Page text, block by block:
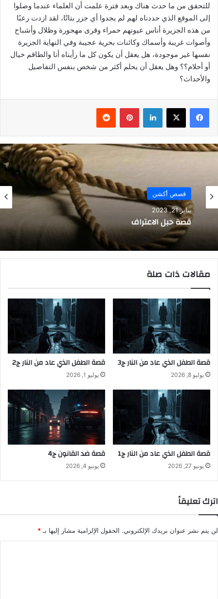
للتحقق من ما حدث هناك وبعد فترة علمت أن العلماء عندما وصلوا
إلى الموقع الذي حددناه لهم لم يجدوا أي جزر بتاتًا، لقد ازدت رعبًا
من هذه الجزيرة أناس عيونهم حمراء وقرى مهجورة وظلال وأشباح
وأصوات غريبة وأسماك وكائنات بحرية عجيبة وفي النهاية الجزيرة
نفسها غير موجودة، هل يعقل أن يكون كل ما رأيناه أنا والطاقم خيال
أو أحلام؟؟ وهل يعقل أن يحلم أكثر من شخص بنفس التفاصيل
والأحداث؟
فيسبوك ‫X لينكدإن بينتيريست
قصص أكشن
يناير 21, 2023
قصة حبل الاعتراف
مقالات ذات صلة
قصة الطفل الذي عاد من النار ج3
يوليو 8, 2026
قصة الطفل الذي عاد من النار ج2
يوليو 1, 2026
قصة الطفل الذي عاد من النار ج1
يونيو 27, 2026
قصة ضد القانون ج4
يونيو 4, 2026
اترك تعليقاً
لن يتم نشر عنوان بريدك الإلكتروني. الحقول الإلزامية مشار إليها بـ *